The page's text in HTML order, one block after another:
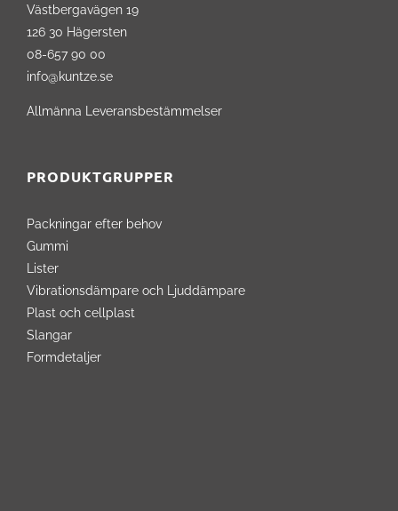
Västbergavägen 19
126 30 Hägersten
08-657 90 00
info@kuntze.se
Allmänna Leveransbestämmelser
PRODUKTGRUPPER
Packningar efter behov
Gummi
Lister
Vibrationsdämpare och Ljuddämpare
Plast och cellplast
Slangar
Formdetaljer